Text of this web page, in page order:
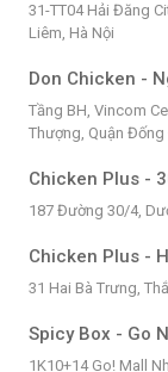
31-TT04 Hải Đăng
Liêm, Hà Nội
Don Chicken -
Tầng BH, Vincom
Thượng, Quận Đống
Chicken Plus -
187 Đường 30/4,
Chicken Plus -
31 Hai Bà Trưng,
Spicy Box - Go
1K10+14 Go! Mall